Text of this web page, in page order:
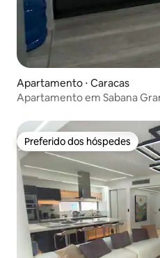
Apartamento ⋅ Caracas
Apartamento em Sabana
Preferido dos hóspedes
Preferido dos hóspedes